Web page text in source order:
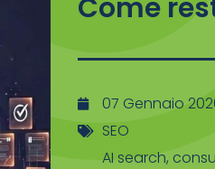
Come
07 Gennaio
SEO
AI search,